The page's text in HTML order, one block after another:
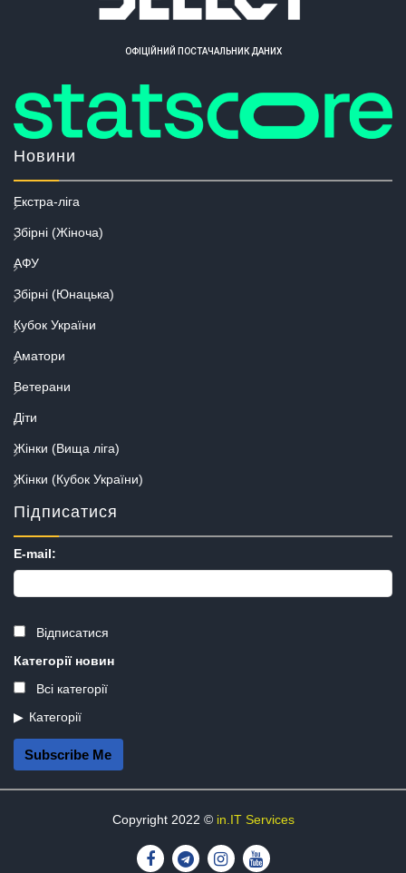
ОФІЦІЙНИЙ ПОСТАЧАЛЬНИК ДАНИХ
Новини
Екстра-ліга
Збірні (Жіноча)
АФУ
Збірні (Юнацька)
Кубок України
Аматори
Ветерани
Діти
Жінки (Вища ліга)
Жінки (Кубок України)
Підписатися
E-mail:
Відписатися
Категорії новин
Всі категорії
Категорії
Subscribe Me
Copyright 2022 © in.IT Services